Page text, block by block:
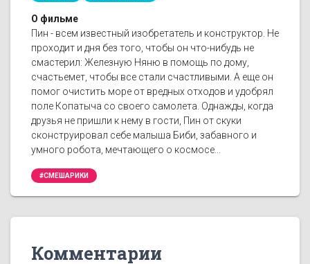
О фильме
Пин - всем известный изобретатель и конструктор. Не
проходит и дня без того, чтобы он что-нибудь не
смастерил: Железную Няню в помощь по дому,
счастьемет, чтобы все стали счастливыми. А еще он
помог очистить море от вредных отходов и удобрял
поле Копатыча со своего самолета. Однажды, когда
друзья не пришли к нему в гости, Пин от скуки
сконструировал себе малыша Биби, забавного и
умного робота, мечтающего о космосе...
#СМЕШАРИКИ
Комментарии